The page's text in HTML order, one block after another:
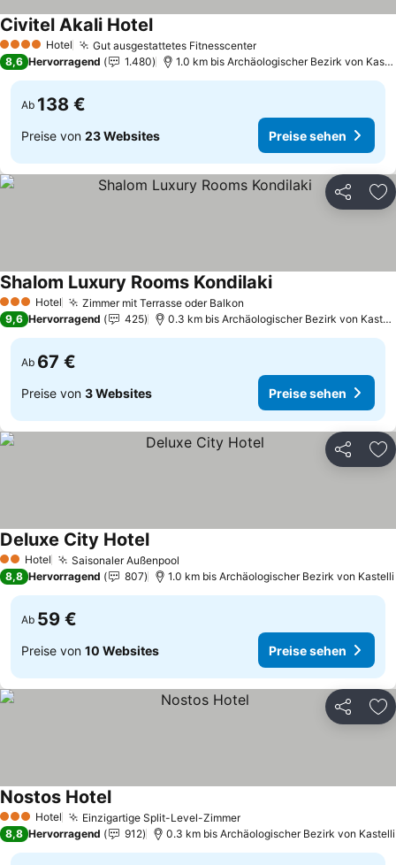
4 Sterne Hotel Gut ausgestattetes FitnesscenterPreise sehen
Civitel Akali HotelPreise sehen
8,6 Hervorragend 1.480 1.0 km bis Archäologischer Bezirk von
Ab 138 €
Preise von 23 Websites Preise sehen
Teilen
3 SterneHotel Zimmer mit Terrasse oder Balkon
Shalom Luxury Rooms KondilakiPreise sehen
9,6 Hervorragend 425 0.3 km bis Archäologischer Bezirk von Kastelli
Ab 67 €
Preise von 3 Websites Preise sehen
Teilen
2 Sterne
Hotel Saisonaler Außenpool
Deluxe City HotelPreise sehen
8,8 Hervorragend 807 1.0 km bis Archäologischer Bezirk von Kastelli
Ab 59 €
Preise von 10 Websites Preise sehen
Teilen
3 SterneHotel Einzigartige Split-Level-ZimmerPreise sehen
Nostos HotelPreise sehen
8,8 Hervorragend 912 0.3 km bis Archäologischer Bezirk von Kastelli